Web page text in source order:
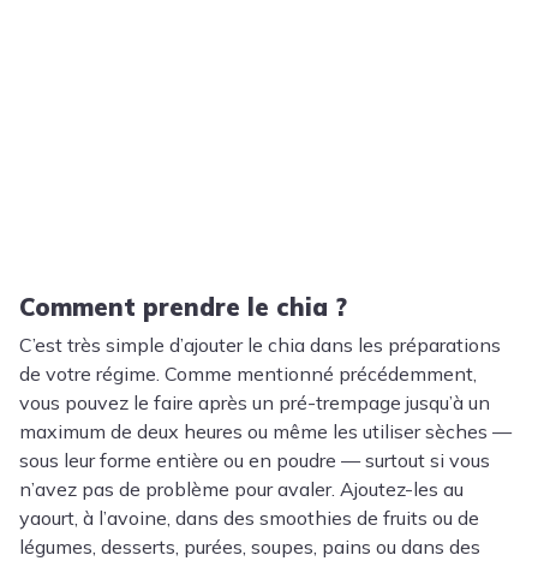
Comment prendre le chia ?
C’est très simple d’ajouter le chia dans les préparations
de votre régime. Comme mentionné précédemment,
vous pouvez le faire après un pré-trempage jusqu’à un
maximum de deux heures ou même les utiliser sèches —
sous leur forme entière ou en poudre — surtout si vous
n’avez pas de problème pour avaler. Ajoutez-les au
yaourt, à l’avoine, dans des smoothies de fruits ou de
légumes, desserts, purées, soupes, pains ou dans des